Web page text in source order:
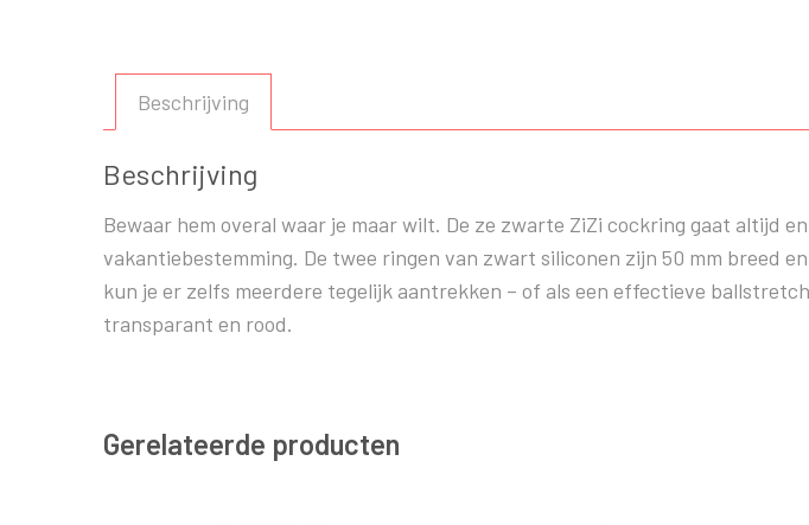
Beschrijving
Beschrijving
Bewaar hem overal waar je maar wilt. De ze zwarte ZiZi cockring gaat altijd
vakantiebestemming. De twee ringen van zwart siliconen zijn 50 mm breed
kun je er zelfs meerdere tegelijk aantrekken – of als een effectieve
transparant en rood.
Gerelateerde producten